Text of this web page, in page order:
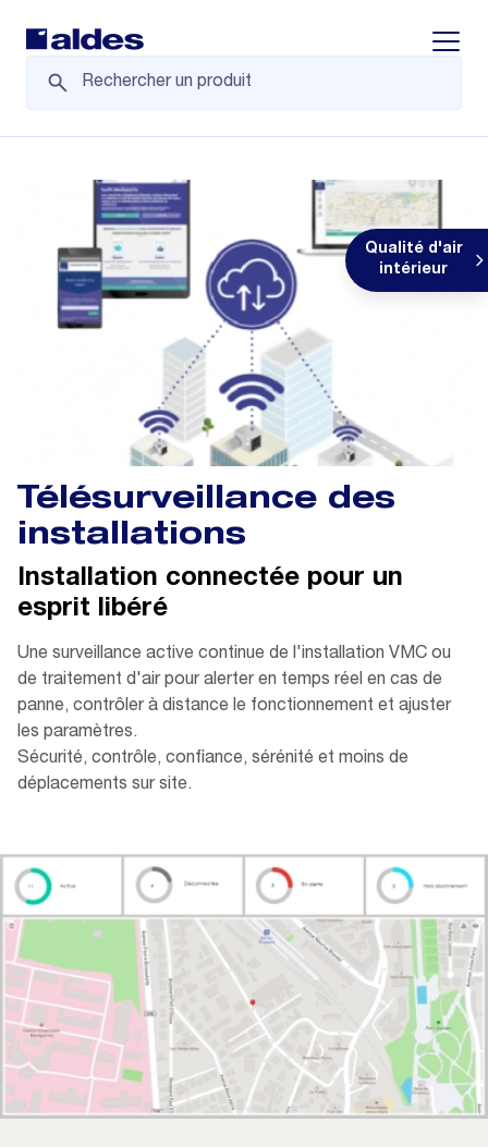
Qualité d'air
intérieur
Télésurveillance des
installations
Installation connectée pour un
esprit libéré
Une surveillance active continue de l'installation VMC ou
de traitement d'air pour alerter en temps réel en cas de
panne, contrôler à distance le fonctionnement et ajuster
les paramètres.
Sécurité, contrôle, confiance, sérénité et moins de
déplacements sur site.